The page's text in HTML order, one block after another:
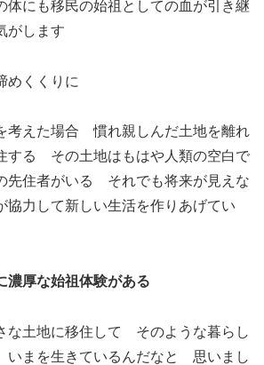
体にも移民の始祖としての血が引き継
がします
めくくりに
考えた場合 慣れ親しんだ土地を離れ
する その土地はもはや人類の空白で
住者がいる それでも将来が見えな
協力して新しい生活を作りあげてい
濃厚な始祖体験がある
な土地に移住して そのような暮らし
まを生きているんだなと 思いまし